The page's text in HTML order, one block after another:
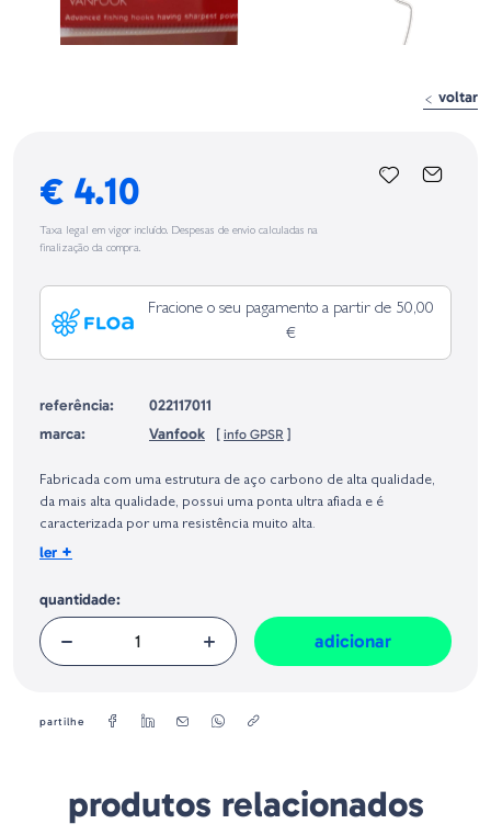
voltar
€ 4.10
Taxa legal em vigor incluído. Despesas de envio calculadas na
finalização da compra.
Fracione o seu pagamento a partir de 50,00
€
referência:
022117011
marca:
Vanfook [ info GPSR ]
Europeia, dos produtos da marca, conforme requerido no Regulamento
Geral sobre a Segurança dos Produtos (GPSR):
Fabricada com uma estrutura de aço carbono de alta qualidade,
da mais alta qualidade, possui uma ponta ultra afiada e é
caracterizada por uma resistência muito alta.
ler +
quantidade:
adicionar
partilhe
produtos relacionados